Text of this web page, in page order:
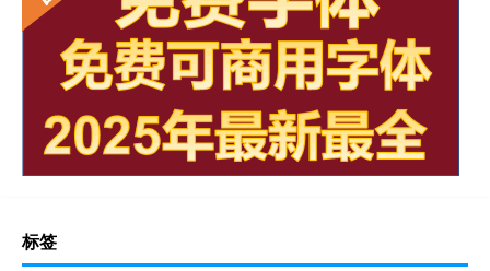
标签